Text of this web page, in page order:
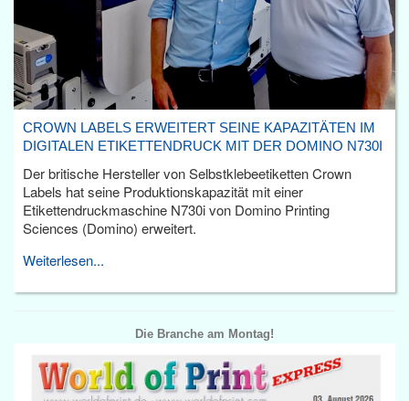
CROWN LABELS ERWEITERT SEINE KAPAZITÄTEN IM
DIGITALEN ETIKETTENDRUCK MIT DER DOMINO N730I
Der britische Hersteller von Selbstklebeetiketten Crown
Labels hat seine Produktionskapazität mit einer
Etikettendruckmaschine N730i von Domino Printing
Sciences (Domino) erweitert.
Weiterlesen...
Die Branche am Montag!